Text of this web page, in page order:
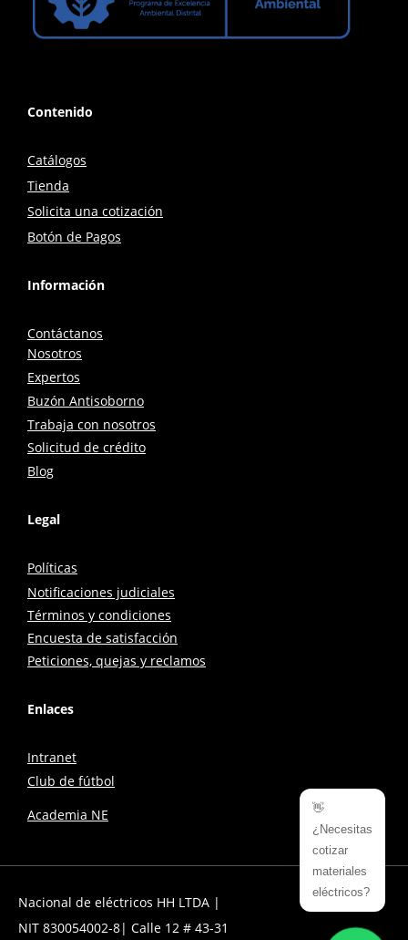
Contenido
Catálogos
Tienda
Solicita una cotización
Botón de Pagos
Información
Contáctanos
Nosotros
Expertos
Buzón Antisoborno
Trabaja con nosotros
Solicitud de crédito
Blog
Legal
Políticas
Notificaciones judiciales
Términos y condiciones
Encuesta de satisfacción
Peticiones, quejas y reclamos
Enlaces
Intranet
Club de fútbol
Academia NE
👋
¿Necesitas
cotizar
materiales
eléctricos?
Nacional de eléctricos HH LTDA |
NIT 830054002-8| Calle 12 # 43-31